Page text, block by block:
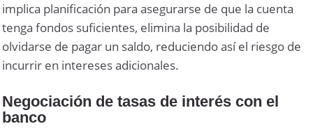
implica planificación para asegurarse de que la cuenta
tenga fondos suficientes, elimina la posibilidad de
olvidarse de pagar un saldo, reduciendo así el riesgo de
incurrir en intereses adicionales.
Negociación de tasas de interés con el
banco